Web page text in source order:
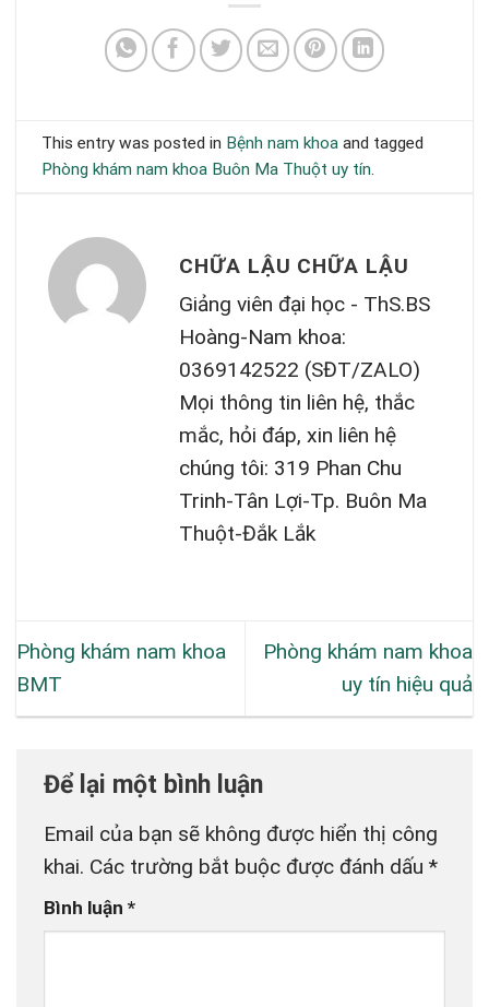
This entry was posted in Bệnh nam khoa and tagged
Phòng khám nam khoa Buôn Ma Thuột uy tín.
CHỮA LẬU CHỮA LẬU
Giảng viên đại học - ThS.BS
Hoàng-Nam khoa:
0369142522 (SĐT/ZALO)
Mọi thông tin liên hệ, thắc
mắc, hỏi đáp, xin liên hệ
chúng tôi: 319 Phan Chu
Trinh-Tân Lợi-Tp. Buôn Ma
Thuột-Đắk Lắk
Phòng khám nam khoa
BMT
Phòng khám nam khoa
uy tín hiệu quả
Để lại một bình luận
Email của bạn sẽ không được hiển thị công
khai. Các trường bắt buộc được đánh dấu *
Bình luận *